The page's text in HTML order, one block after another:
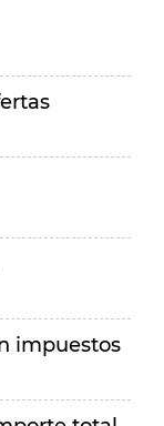
impuestos